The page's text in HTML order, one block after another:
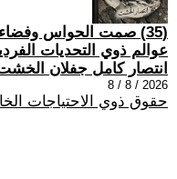
(35) صمت الحواس
عوالم ذوي التحديات
انتصار كامل جفلان
2026 / 8 / 8
حقوق ذوي الاحتياجات